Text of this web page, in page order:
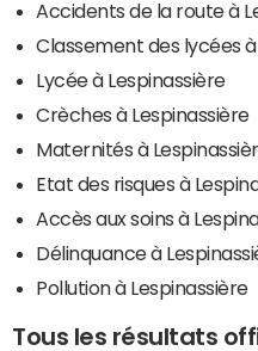
Accidents de la route à
Classement des lycées
Lycée à Lespinassière
Crèches à Lespinassière
Maternités à
Etat des risques à
Accès aux soins à
Délinquance à
Pollution à Lespinassière
Tous les résultats